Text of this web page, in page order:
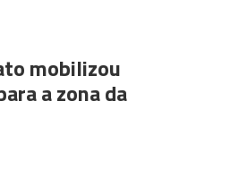
mobilizou
a zona da